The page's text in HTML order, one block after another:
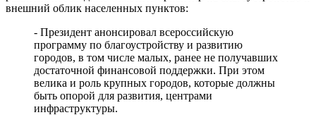
внешний облик населенных пунктов:
- Президент анонсировал всероссийскую
программу по благоустройству и развитию
городов, в том числе малых, ранее не получавших
достаточной финансовой поддержки. При этом
велика и роль крупных городов, которые должны
быть опорой для развития, центрами
инфраструктуры.